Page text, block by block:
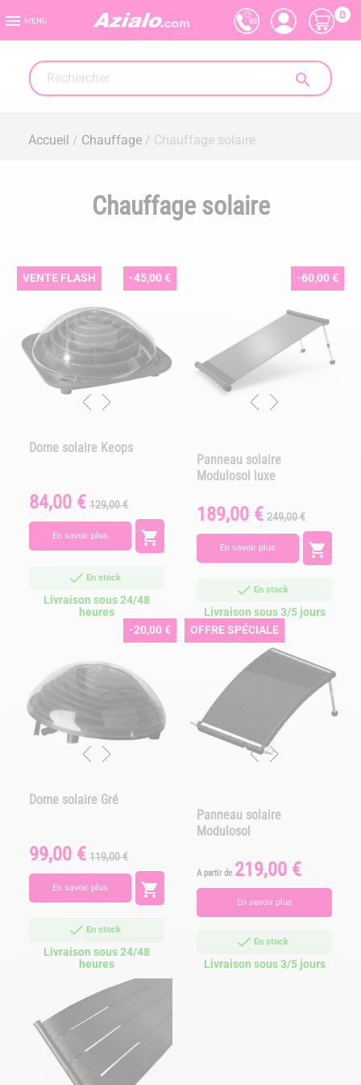
 MENU

0
Accueil Chauffage Chauffage solaire
Chauffage solaire
VENTE FLASH -45,00 €
Dome solaire Keops
Prix
84,00 € Prix
base
129,00 €
En savoir plus 
En stock
Livraison sous 24/48
heures
-60,00 €
Panneau solaire
Modulosol luxe
Prix
189,00 € Prix
base
249,00 €
En savoir plus 
En stock
Livraison sous 3/5 jours
-20,00 €
Dome solaire Gré
Prix
99,00 € Prix
base
119,00 €
En savoir plus 
En stock
Livraison sous 24/48
heures
OFFRE SPÉCIALE
Panneau solaire
Modulosol
A partir de Prix
219,00 €
En savoir plus
En stock
Livraison sous 3/5 jours